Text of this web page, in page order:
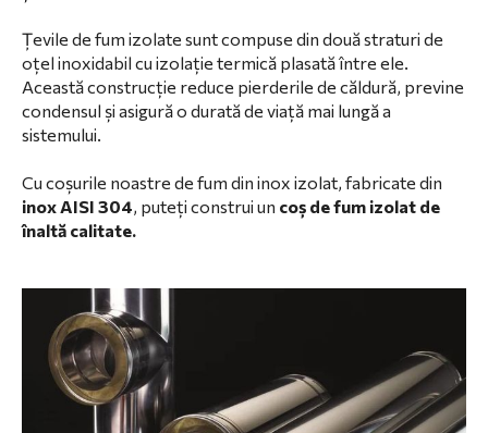
Țevile de fum izolate sunt compuse din două straturi de
oțel inoxidabil cu izolație termică plasată între ele.
Această construcție reduce pierderile de căldură, previne
condensul și asigură o durată de viață mai lungă a
sistemului.
Cu coșurile noastre de fum din inox izolat, fabricate din
inox AISI 304, puteți construi un coș de fum izolat de
înaltă calitate.